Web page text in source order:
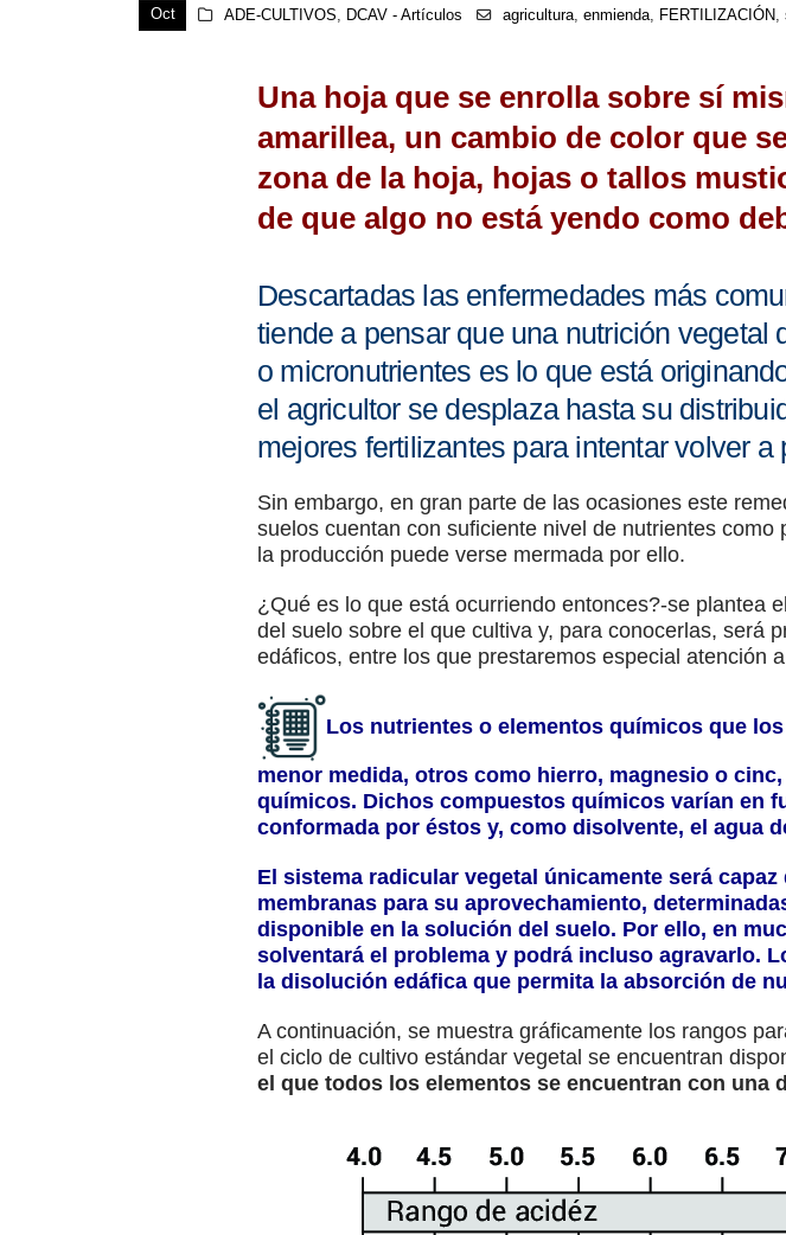
Oct ADE-CULTIVOS, DCAV - Artículos agricultura,enmienda, FERTILIZACIÓN,
Una hoja que se enrolla sobre sí
amarillea, un cambio de color que
zona de la hoja, hojas o tallos
de que algo no está yendo como
Descartadas las enfermedades más
tiende a pensar que una nutrición
o micronutrientes es lo que está
el agricultor se desplaza hasta su
mejores fertilizantes para intentar volver a
Sin embargo, en gran parte de las ocasiones este
suelos cuentan con suficiente nivel de nutrientes
la producción puede verse mermada por ello.
¿Qué es lo que está ocurriendo entonces?-se plantea
del suelo sobre el que cultiva y, para conocerlas, será
edáficos, entre los que prestaremos especial atención
Los nutrientes o elementos químicos que
menor medida, otros como hierro, magnesio o
químicos. Dichos compuestos químicos varían en
conformada por éstos y, como disolvente, el agua
El sistema radicular vegetal únicamente será
membranas para su aprovechamiento,
disponible en la solución del suelo. Por ello, en
solventará el problema y podrá incluso agravarlo.
la disolución edáfica que permita la absorción de
A continuación, se muestra gráficamente los rangos
el ciclo de cultivo estándar vegetal se encuentran
el que todos los elementos se encuentran con una